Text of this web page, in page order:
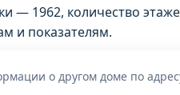
— 1962, количество
и показателям.
о другом доме по